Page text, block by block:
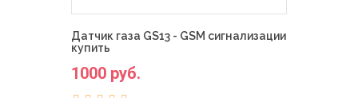
Датчик газа GS13 - GSM сигнализации
купить
1000 руб.